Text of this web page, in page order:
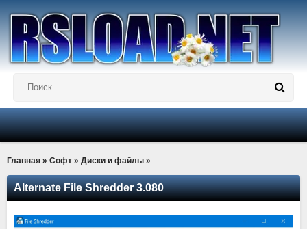
Главная » Софт » Диски и файлы »
Alternate File Shredder 3.080